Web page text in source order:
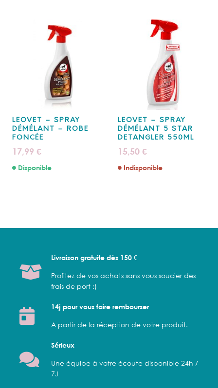
LEOVET – SPRAY
DÉMÉLANT – ROBE
FONCÉE
17,99 €
Disponible
LEOVET – SPRAY
DÉMÉLANT 5 STAR
DETANGLER 550ML
15,50 €
Indisponible
Livraison gratuite dès 150 €
Profitez de vos achats sans vous soucier des
frais de port :)
14j pour vous faire rembourser
A partir de la réception de votre produit.
Sérieux
Une équipe à votre écoute disponible 24h /
7J